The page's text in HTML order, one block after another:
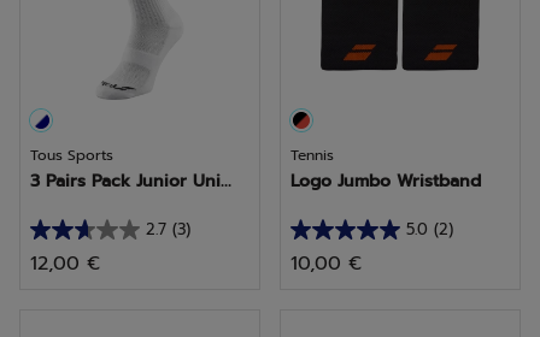
Tous Sports
3 Pairs Pack Junior Uni...
2.7 (3)
2.7
sur
12,00 €
Tennis
Logo Jumbo Wristband
5.0 (2)
5.0
sur
10,00 €